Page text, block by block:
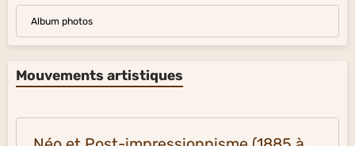
Album photos
Mouvements artistiques